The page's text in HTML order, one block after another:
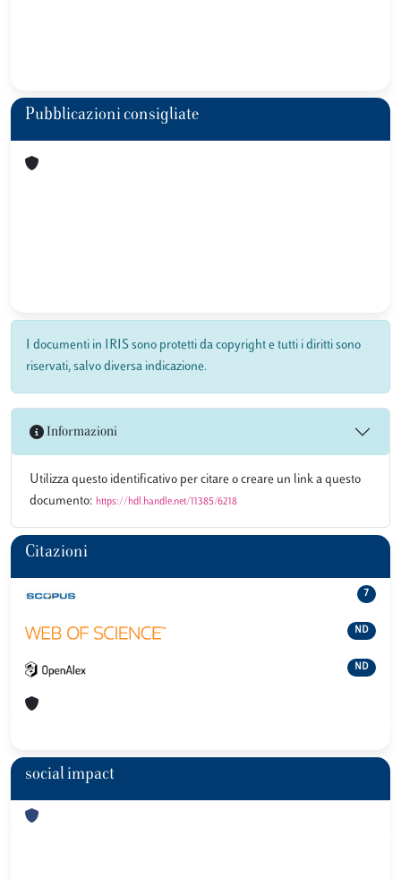
Pubblicazioni consigliate
I documenti in IRIS sono protetti da copyright e tutti i diritti sono
riservati, salvo diversa indicazione.
Informazioni
Utilizza questo identificativo per citare o creare un link a questo
documento: https://hdl.handle.net/11385/6218
Citazioni
7
ND
ND
social impact